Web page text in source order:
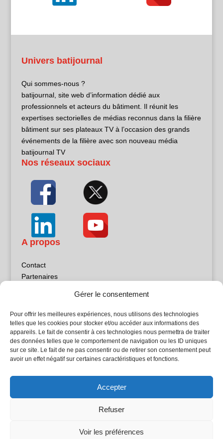
Gérer le consentement
Pour offrir les meilleures expériences, nous utilisons des technologies
telles que les cookies pour stocker et/ou accéder aux informations des
appareils. Le fait de consentir à ces technologies nous permettra de traiter
des données telles que le comportement de navigation ou les ID uniques
sur ce site. Le fait de ne pas consentir ou de retirer son consentement peut
avoir un effet négatif sur certaines caractéristiques et fonctions.
Accepter
Refuser
Voir les préférences
Univers batijournal
Qui sommes-nous ?
batijournal, site web d’information dédié aux
professionnels et acteurs du bâtiment. Il réunit les
expertises sectorielles de médias reconnus dans la filière
bâtiment sur ses plateaux TV à l’occasion des grands
événements de la filière avec son nouveau média
batijournal TV
Nos réseaux sociaux
A propos
Contact
Partenaires
Politique de confidentialité
Sites partenaires
5Façades
Atrium Patrimoine
L'Atelier Bois